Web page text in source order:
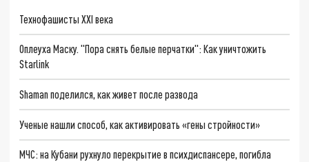
Технофашисты XXI века
Оплеуха Маску. "Пора снять белые перчатки": Как уничтожить
Starlink
Shaman поделился, как живет после развода
Ученые нашли способ, как активировать «гены стройности»
МЧС: на Кубани рухнуло перекрытие в психдиспансере, погибла